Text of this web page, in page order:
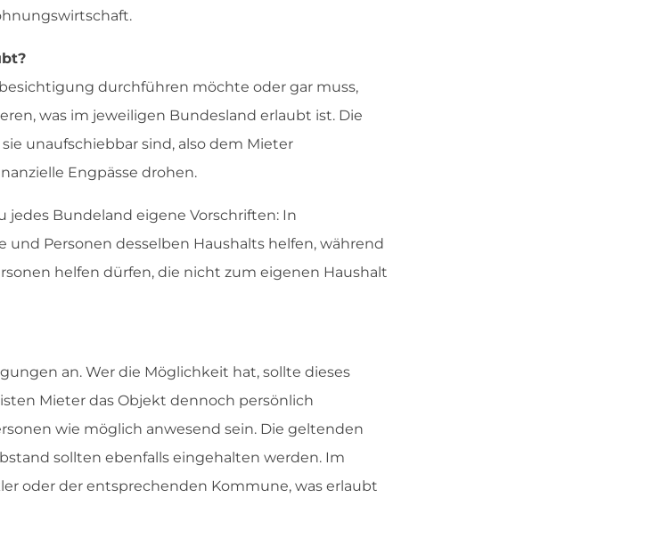
durchführen möchte oder gar muss,
was im jeweiligen Bundesland erlaubt ist. Die
unaufschiebbar sind, also dem Mieter
Engpässe drohen.
jedes Bundeland eigene Vorschriften: In
und Personen desselben Haushalts helfen, während
helfen dürfen, die nicht zum eigenen Haushalt
an. Wer die Möglichkeit hat, sollte dieses
Mieter das Objekt dennoch persönlich
wie möglich anwesend sein. Die geltenden
sollten ebenfalls eingehalten werden. Im
oder der entsprechenden Kommune, was erlaubt